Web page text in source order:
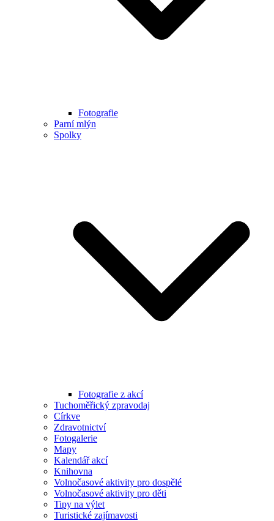
Fotografie
Parní mlýn
Spolky
Fotografie z akcí
Tuchoměřický zpravodaj
Církve
Zdravotnictví
Fotogalerie
Mapy
Kalendář akcí
Knihovna
Volnočasové aktivity pro dospělé
Volnočasové aktivity pro děti
Tipy na výlet
Turistické zajímavosti